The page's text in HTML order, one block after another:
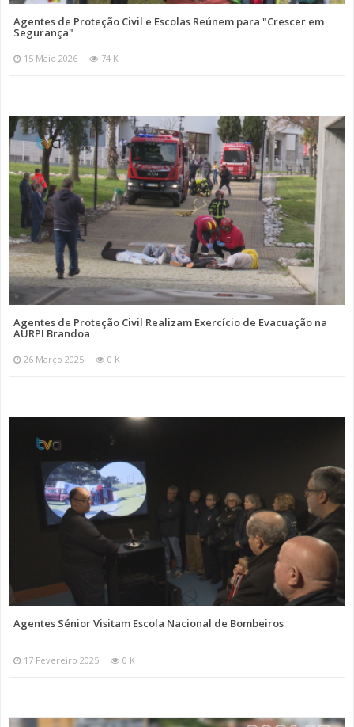
Agentes de Proteção Civil e Escolas Reúnem para "Crescer em
Segurança"
15 Maio 2026 74 K
Agentes de Proteção Civil Realizam Exercício de Evacuação na
AURPI Brandoa
26 Março 2025 0 K
Agentes Sénior Visitam Escola Nacional de Bombeiros
17 Fevereiro 2025 0 K